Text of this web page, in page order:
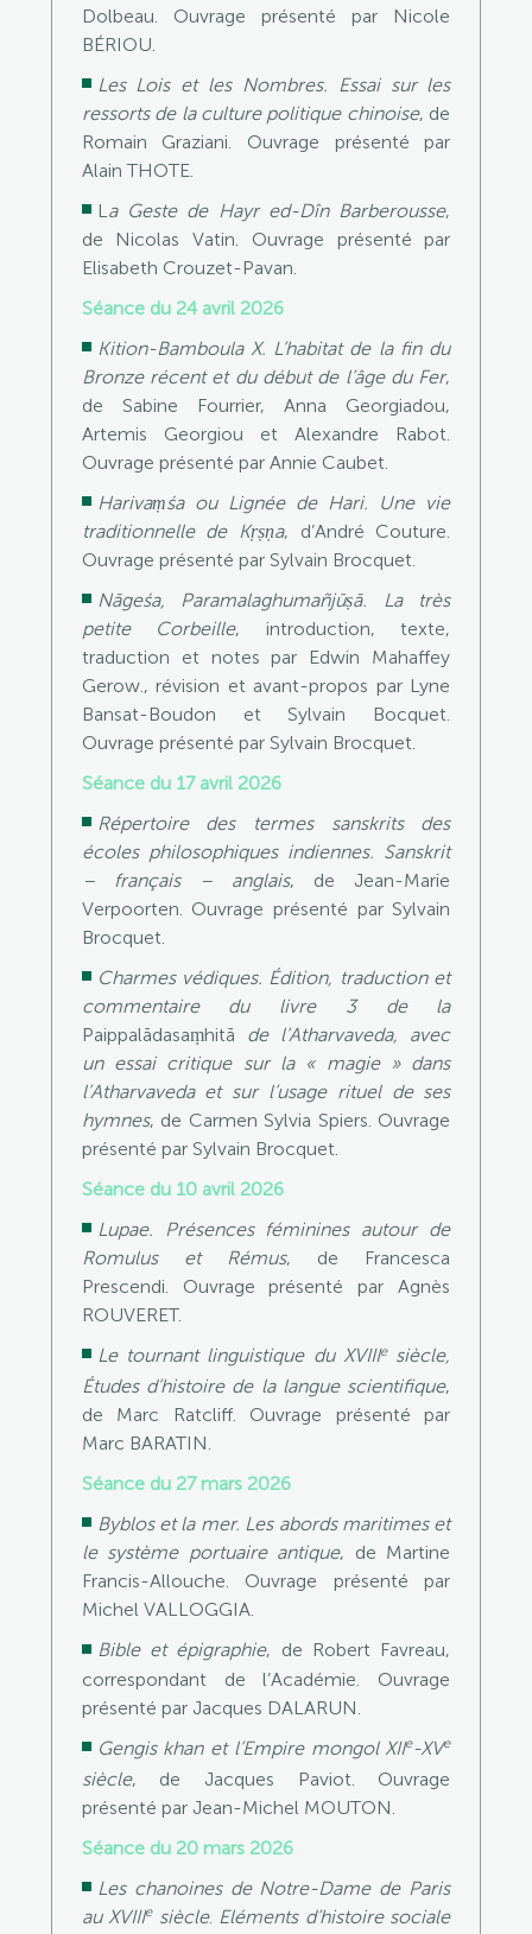
Dolbeau. Ouvrage présenté par Nicole
BÉRIOU.
Les Lois et les Nombres. Essai sur les
ressorts de la culture politique chinoise, de
Romain Graziani. Ouvrage présenté par
Alain THOTE.
La Geste de Hayr ed-Dîn Barberousse,
de Nicolas Vatin. Ouvrage présenté par
Elisabeth Crouzet-Pavan.
Séance du 24 avril 2026
Kition-Bamboula X. L’habitat de la fin du
Bronze récent et du début de l’âge du Fer,
de Sabine Fourrier, Anna Georgiadou,
Artemis Georgiou et Alexandre Rabot.
Ouvrage présenté par Annie Caubet.
Harivaṃśa ou Lignée de Hari. Une vie
traditionnelle de Kṛṣṇa, d’André Couture.
Ouvrage présenté par Sylvain Brocquet.
Nāgeśa, Paramalaghumañjūṣā. La très
petite Corbeille, introduction, texte,
traduction et notes par Edwin Mahaffey
Gerow., révision et avant-propos par Lyne
Bansat-Boudon et Sylvain Bocquet.
Ouvrage présenté par Sylvain Brocquet.
Séance du 17 avril 2026
Répertoire des termes sanskrits des
écoles philosophiques indiennes. Sanskrit
– français – anglais, de Jean-Marie
Verpoorten. Ouvrage présenté par Sylvain
Brocquet.
Charmes védiques. Édition, traduction et
commentaire du livre 3 de la
Paippalādasaṃhitā de l’Atharvaveda, avec
un essai critique sur la « magie » dans
l’Atharvaveda et sur l’usage rituel de ses
hymnes, de Carmen Sylvia Spiers. Ouvrage
présenté par Sylvain Brocquet.
Séance du 10 avril 2026
Lupae. Présences féminines autour de
Romulus et Rémus, de Francesca
Prescendi. Ouvrage présenté par Agnès
ROUVERET.
Le tournant linguistique du XVIIIesiècle,
Études d’histoire de la langue scientifique,
de Marc Ratcliff. Ouvrage présenté par
Marc BARATIN.
Séance du 27 mars 2026
Byblos et la mer. Les abords maritimes et
le système portuaire antique, de Martine
Francis-Allouche. Ouvrage présenté par
Michel VALLOGGIA.
Bible et épigraphie, de Robert Favreau,
correspondant de l’Académie. Ouvrage
présenté par Jacques DALARUN.
Gengis khan et l’Empire mongol XIIe-XVe
siècle, de Jacques Paviot. Ouvrage
présenté par Jean-Michel MOUTON.
Séance du 20 mars 2026
Les chanoines de Notre-Dame de Paris
au XVIIIesiècle. Eléments d’histoire sociale